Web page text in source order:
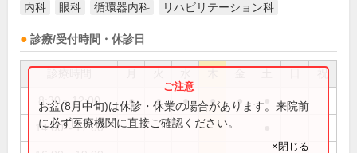
内科 眼科 循環器内科 リハビリテーション科
診療/受付時間・休診日
祝
8:30～12:00 ● ● ● ● ●
14:00～17:00
お盆(8月中旬)は休診・休業の場合があります。来院前
に必ず医療機関に直接ご確認ください。
×閉じる